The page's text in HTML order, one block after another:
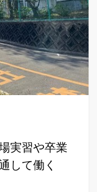
実習や卒業
して働く